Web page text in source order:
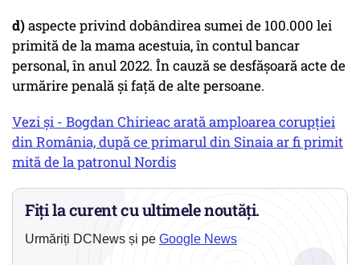
d)aspecte privind dobândirea sumei de 100.000 lei
primită de la mama acestuia, în contul bancar
personal, în anul 2022. În cauză se desfăşoară acte de
urmărire penală şi faţă de alte persoane.
Vezi și - Bogdan Chirieac arată amploarea corupției
din România, după ce primarul din Sinaia ar fi primit
mită de la patronul Nordis
Fiți la curent cu ultimele noutăți.
Urmăriți DCNews și pe Google News